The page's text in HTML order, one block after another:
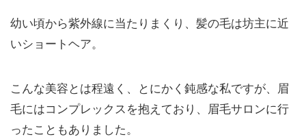
幼い頃から紫外線に当たりまくり、髪の毛は坊主に近
いショートヘア。
こんな美容とは程遠く、とにかく鈍感な私ですが、眉
毛にはコンプレックスを抱えており、眉毛サロンに行
ったこともありました。